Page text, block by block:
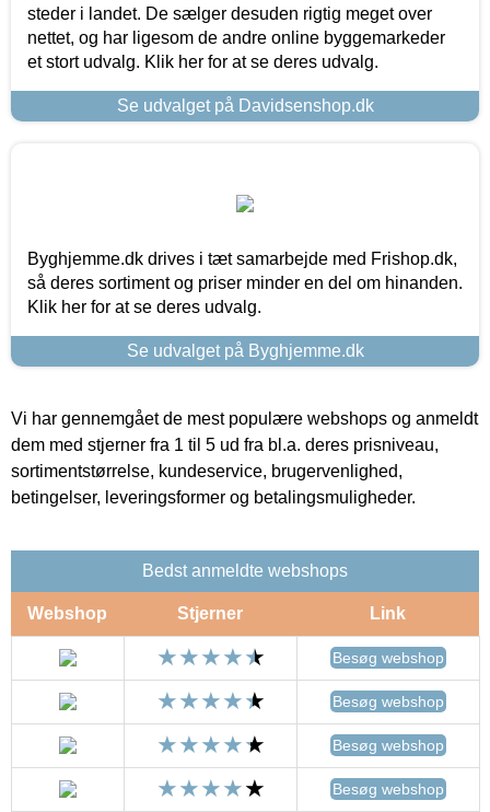
steder i landet. De sælger desuden rigtig meget over
nettet, og har ligesom de andre online byggemarkeder
et stort udvalg. Klik her for at se deres udvalg.
Se udvalget på Davidsenshop.dk
Byghjemme.dk drives i tæt samarbejde med Frishop.dk,
så deres sortiment og priser minder en del om hinanden.
Klik her for at se deres udvalg.
Se udvalget på Byghjemme.dk
Vi har gennemgået de mest populære webshops og anmeldt
dem med stjerner fra 1 til 5 ud fra bl.a. deres prisniveau,
sortimentstørrelse, kundeservice, brugervenlighed,
betingelser, leveringsformer og betalingsmuligheder.
Bedst anmeldte webshops
Webshop Stjerner Link
Besøg webshop
Besøg webshop
Besøg webshop
Besøg webshop